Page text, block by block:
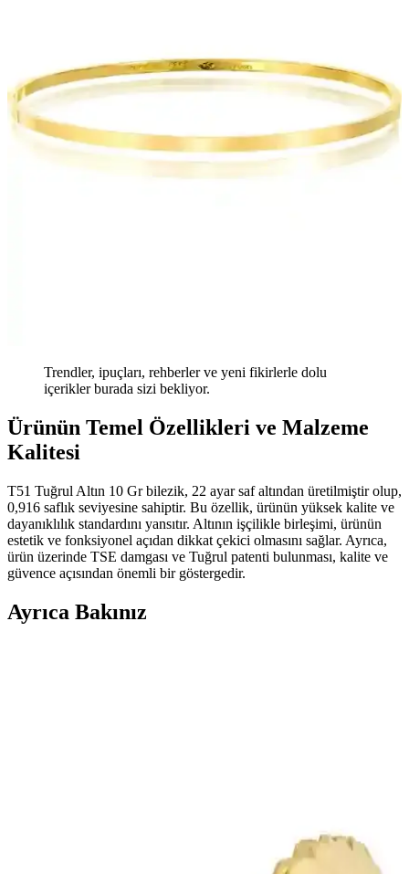
Trendler, ipuçları, rehberler ve yeni fikirlerle dolu
içerikler burada sizi bekliyor.
Ürünün Temel Özellikleri ve Malzeme
Kalitesi
T51 Tuğrul Altın 10 Gr bilezik, 22 ayar saf altından üretilmiştir olup,
0,916 saflık seviyesine sahiptir. Bu özellik, ürünün yüksek kalite ve
dayanıklılık standardını yansıtır. Altının işçilikle birleşimi, ürünün
estetik ve fonksiyonel açıdan dikkat çekici olmasını sağlar. Ayrıca,
ürün üzerinde TSE damgası ve Tuğrul patenti bulunması, kalite ve
güvence açısından önemli bir göstergedir.
Ayrıca Bakınız
Fiyonk Kuyumculuk'un 14 ayar altın mini kuzey yıldızı kolye ucu,